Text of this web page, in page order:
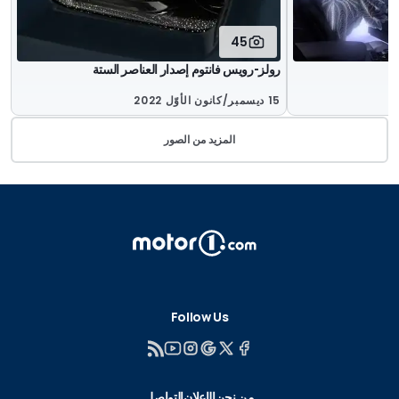
45
رولز-رويس فانتوم إصدار العناصر الستة
15 ديسمبر/كانون الأوّل 2022
المزيد من الصور
Follow Us